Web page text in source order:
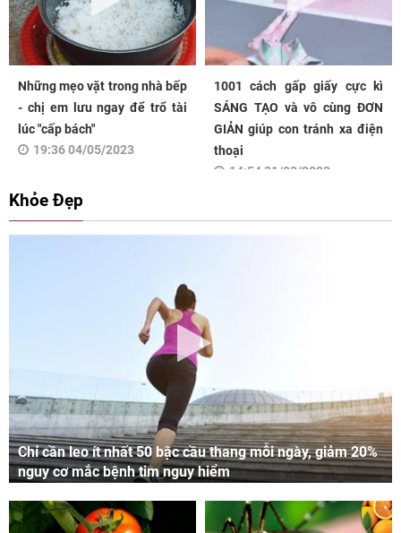
Những mẹo vặt trong nhà bếp
- chị em lưu ngay để trổ tài
lúc "cấp bách"
19:36 04/05/2023
1001 cách gấp giấy cực kì
SÁNG TẠO và vô cùng ĐƠN
GIẢN giúp con tránh xa điện
thoại
14:54 31/03/2023
Khỏe Đẹp
Chỉ cần leo ít nhất 50 bậc cầu thang mỗi ngày, giảm 20%
nguy cơ mắc bệnh tim nguy hiểm